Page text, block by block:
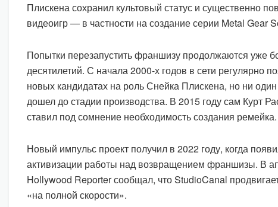
Плискена сохранил культовый статус и существенно
видеоигр — в частности на создание серии Metal Gear
Попытки перезапустить франшизу продолжаются уже
десятилетий. С начала 2000-х годов в сети регулярно
новых кандидатах на роль Снейка Плискена, но ни один
дошел до стадии производства. В 2015 году сам Курт
ставил под сомнение необходимость создания ремейка.
Новый импульс проект получил в 2022 году, когда
активизации работы над возвращением франшизы. В
Hollywood Reporter сообщал, что StudioCanal
«на полной скорости».